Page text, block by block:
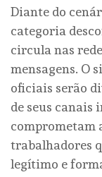
Diante do
categoria
circula nas
mensagens. O
oficiais serão
de seus canais
comprometam
trabalhadores
legítimo e